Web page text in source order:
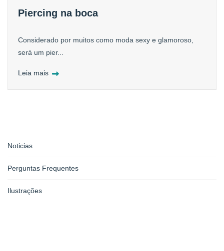
Piercing na boca
Considerado por muitos como moda sexy e glamoroso,
será um pier...
Leia mais
Noticias
Perguntas Frequentes
Ilustrações